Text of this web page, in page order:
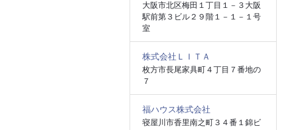
大阪市北区梅田１丁目１－３大阪
駅前第３ビル２９階１－１－１号
室
株式会社ＬＩＴＡ
枚方市長尾家具町４丁目７番地の
７
福ハウス株式会社
寝屋川市香里南之町３４番１錦ビ